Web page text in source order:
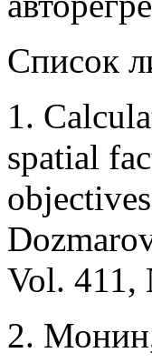
Список
1.
spatial
Vol. 411,
2.